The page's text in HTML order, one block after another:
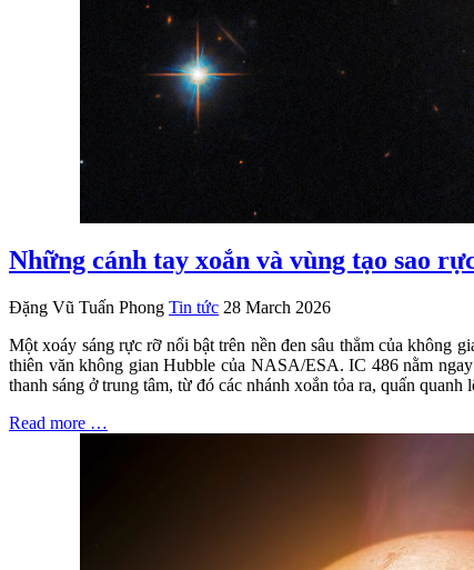
Những cánh tay xoắn và vùng tạo sao
Đặng Vũ Tuấn Phong Tin tức 28 March 2026
Một xoáy sáng rực rỡ nổi bật trên nền đen sâu thẳm của không
thiên văn không gian Hubble của NASA/ESA. IC 486 nằm
thanh sáng ở trung tâm, từ đó các nhánh xoắn tỏa ra, quấn
Read more …